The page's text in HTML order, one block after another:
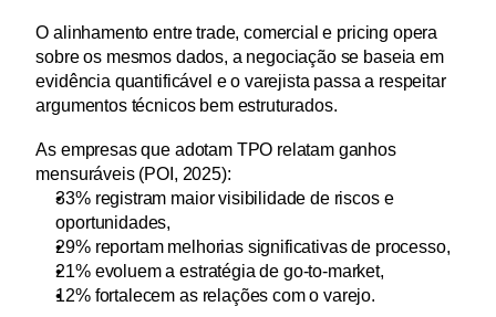
O alinhamento entre trade, comercial e pricing opera
sobre os mesmos dados, a negociação se baseia em
evidência quantificável e o varejista passa a respeitar
argumentos técnicos bem estruturados.
As empresas que adotam TPO relatam ganhos
mensuráveis (POI, 2025):
33% registram maior visibilidade de riscos e
oportunidades,
29% reportam melhorias significativas de processo,
21% evoluem a estratégia de go-to-market,
12% fortalecem as relações com o varejo.